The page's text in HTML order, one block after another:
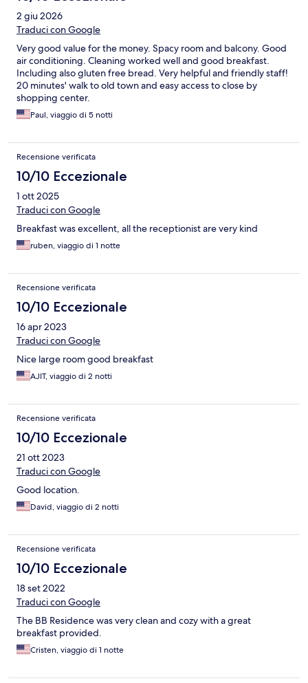
2 giu 2026
Traduci con Google
Very good value for the money. Spacy room and balcony. Good
air conditioning. Cleaning worked well and good breakfast.
Including also gluten free bread. Very helpful and friendly staff!
20 minutes' walk to old town and easy access to close by
shopping center.
Paul, viaggio di 5 notti
Recensione verificata
10/10 Eccezionale
1 ott 2025
Traduci con Google
Breakfast was excellent, all the receptionist are very kind
ruben, viaggio di 1 notte
Recensione verificata
10/10 Eccezionale
16 apr 2023
Traduci con Google
Nice large room good breakfast
AJIT, viaggio di 2 notti
Recensione verificata
10/10 Eccezionale
21 ott 2023
Traduci con Google
Good location.
David, viaggio di 2 notti
Recensione verificata
10/10 Eccezionale
18 set 2022
Traduci con Google
The BB Residence was very clean and cozy with a great
breakfast provided.
Cristen, viaggio di 1 notte